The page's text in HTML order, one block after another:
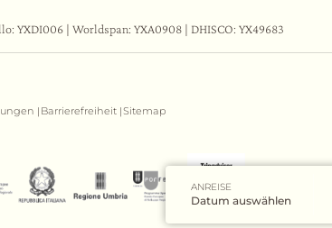
YXDI006 | Worldspan: YXA0908 | DHISCO: YX49683
| Barrierefreiheit |Sitemap
ANREISE
Datum auswählen